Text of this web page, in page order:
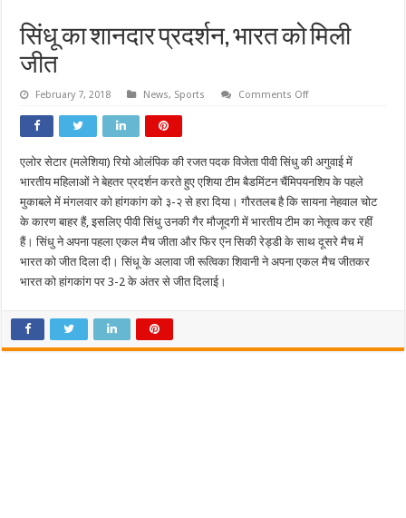
सिंधू का शानदार प्रदर्शन, भारत को मिली
जीत
February 7, 2018 News, Sports Comments Offon
को
मिली
जीत
एलोर सेटार (मलेशिया) रियो ओलंपिक की रजत पदक विजेता पीवी सिंधु की अगुवाई में
भारतीय महिलाओं ने बेहतर प्रदर्शन करते हुए एशिया टीम बैडमिंटन चैंमिपयनशिप के पहले
मुकाबले में मंगलवार को हांगकांग को ३-२ से हरा दिया। गौरतलब है कि सायना नेहवाल चोट
के कारण बाहर हैं, इसलिए पीवी सिंधु उनकी गैर मौजूदगी में भारतीय टीम का नेतृत्व कर रहीं
हैं। सिंधु ने अपना पहला एकल मैच जीता और फिर एन सिकी रेड्डी के साथ दूसरे मैच में
भारत को जीत दिला दी। सिंधू के अलावा जी रूत्विका शिवानी ने अपना एकल मैच जीतकर
भारत को हांगकांग पर 3-2 के अंतर से जीत दिलाई।